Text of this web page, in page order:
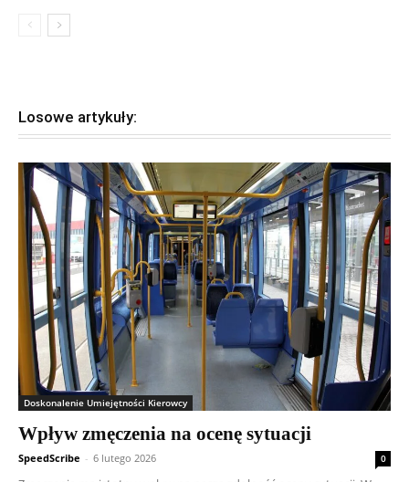
Losowe artykuły:
Doskonalenie Umiejętności Kierowcy
Wpływ zmęczenia na ocenę sytuacji
SpeedScribe - 6 lutego 2026 0